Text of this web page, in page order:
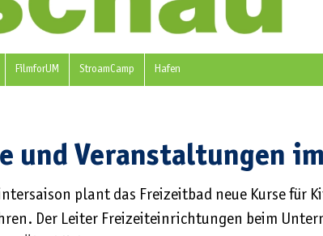
FilmforUM StroamCamp Hafen
und Veranstaltungen
plant das Freizeitbad neue Kurse für
Der Leiter Freizeiteinrichtungen beim